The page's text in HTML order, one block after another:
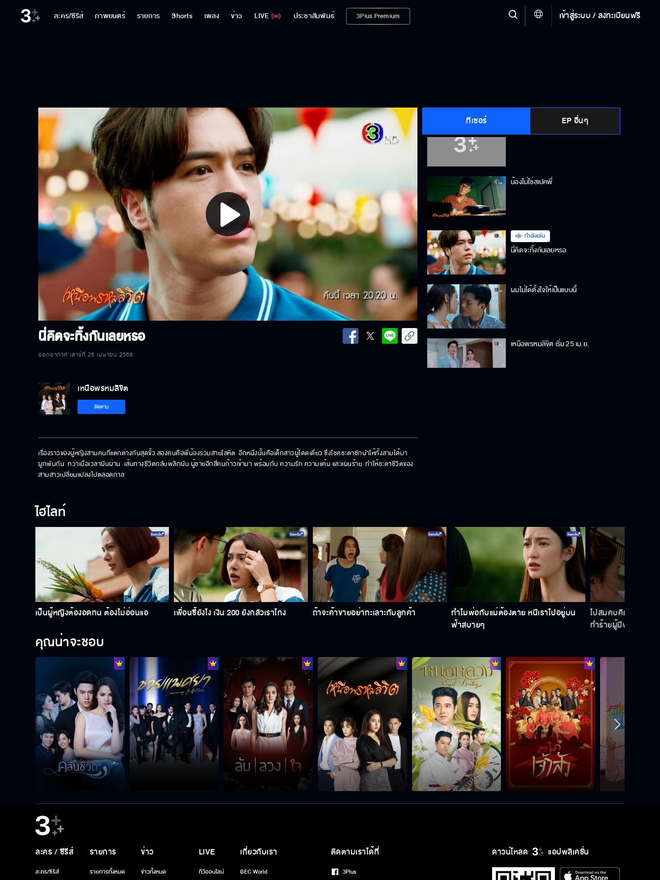
ละคร/ซีรีส์ ภาพยนตร์ รายการ Shorts เพลง ข่าว LIVE ประชาสัมพันธ์ 3Plus Premium เข้าสู่ระบบ / ลงทะเบียนฟรี
Play
Video
นี่คิดจะทิ้งกันเลยหรอ
ออกอากาศ เสาร์ที่ 26 เมษายน 2568
ทีเซอร์ EP อื่นๆ
นี่เจ้านายผมครับ
น้องไม่ใช่สเปคพี่
กำลังเล่น
นี่คิดจะทิ้งกันเลยหรอ
ผมไม่ได้ตั้งใจให้เป็นแบบนี้
เหนือพรหมลิขิต เริ่ม 25 เม.ย.
เหนือพรหมลิขิต
ติดตาม
เรื่องราวของผู้หญิงสามคนที่แตกต่างกันสุดขั้ว สองคนคือพี่น้องร่วมสายโลหิต  อีกหนึ่งนั้นคือเด็กสาวผู้โดดเดี่ยว ซึ่งโชคชะตาชักนำให้ทั้งสามได้มา
ผูกพันกัน  ทว่าเมื่อเวลาผันผ่าน  เส้นทางชีวิตกลับพลิกผัน ผู้ชายอีกสี่คนก้าวเข้ามา พร้อมกับ ความรัก ความแค้น และแผนร้าย  ทำให้ชะตาชีวิตของ
สามสาวเปลี่ยนแปลงไปตลอดกาล
ไฮไลท์
เป็นผู้หญิงต้องอดทน ต้องไม่อ่อนแอ เพื่อนซี้ยังไง เงิน 200 ยังกลัวเราโกง ถ้าจะค้าขายอย่าทะเลาะกับลูกค้า
ทำไมพ่อกับแม่ต้องตาย หนีเราไปอยู่บน
ฟ้าสบายๆ
ไปสมคบคิดกับคนน
ทำร้ายผู้มีพระคุณ
คุณน่าจะชอบ
ดาวน์โหลด แอปพลิเคชั่น
ละคร / ซีรีส์
ละคร/ซีรีส์
รายการ
รายการทั้งหมด
ข่าว
ข่าวทั้งหมด
LIVE
ทีวีออนไลน์
เกี่ยวกับเรา
BEC World
ติดตามเราได้ที่
3Plus